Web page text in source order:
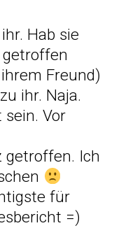
Hab sie
Freund)
ihr. Naja.
Vor
getroffen. Ich
für
=)